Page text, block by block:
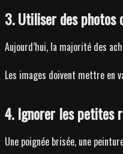
3. Utiliser des photos
Aujourd’hui, la majorité des
Les images doivent mettre en
4. Ignorer les petites
Une poignée brisée, une